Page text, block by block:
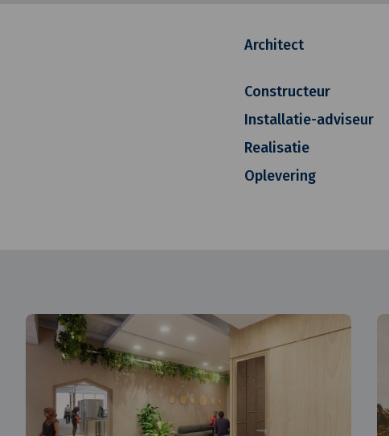
Architect
Constructeur
Installatie-adviseur
Realisatie
Oplevering